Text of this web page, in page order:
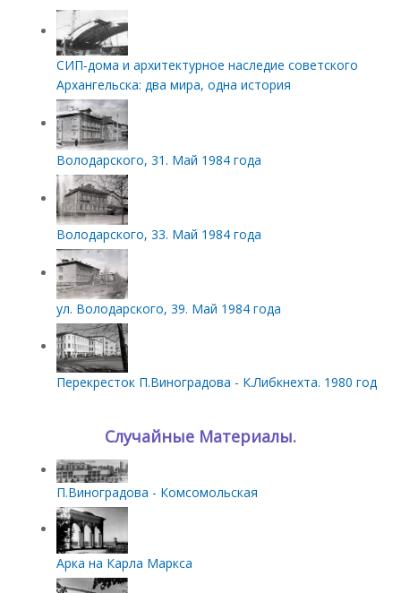
СИП‑дома и архитектурное наследие советского
Архангельска: два мира, одна история
Володарского, 31. Май 1984 года
Володарского, 33. Май 1984 года
ул. Володарского, 39. Май 1984 года
Перекресток П.Виноградова - К.Либкнехта. 1980 год
Случайные Материалы.
П.Виноградова - Комсомольская
Арка на Карла Маркса